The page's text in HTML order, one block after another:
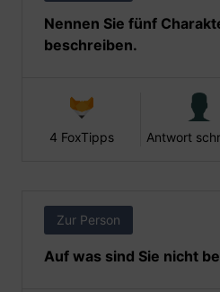
Nennen Sie fünf
beschreiben.
4 FoxTipps Antwort
Zur Person
Auf was sind Sie nicht